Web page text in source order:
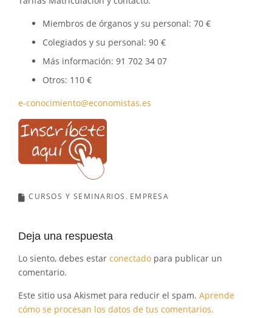
Miembros de órganos y su personal: 70 €
Colegiados y su personal: 90 €
Más información: 91 702 34 07
Otros: 110 €
e-conocimiento@economistas.es
CURSOS Y SEMINARIOS EMPRESA
Deja una respuesta
Lo siento, debes estar conectado para publicar un
comentario.
Este sitio usa Akismet para reducir el spam. Aprende
cómo se procesan los datos de tus comentarios.